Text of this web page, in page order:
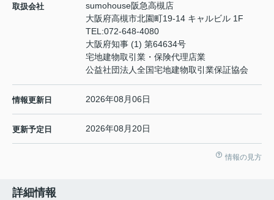
取扱会社
sumohouse阪急高槻店
大阪府高槻市北園町19-14 キャルビル 1F
TEL:072-648-4080
大阪府知事 (1) 第64634号
宅地建物取引業・保険代理店業
公益社団法人全国宅地建物取引業保証協会
情報更新日 2026年08月06日
更新予定日 2026年08月20日
情報の見方
詳細情報